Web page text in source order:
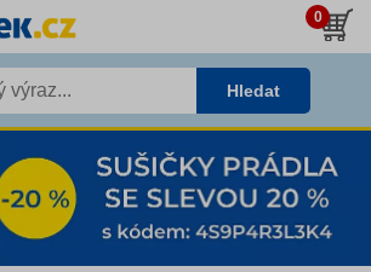
0
Hledat